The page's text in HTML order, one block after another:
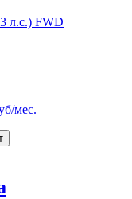
л.с.) FWD
мес.